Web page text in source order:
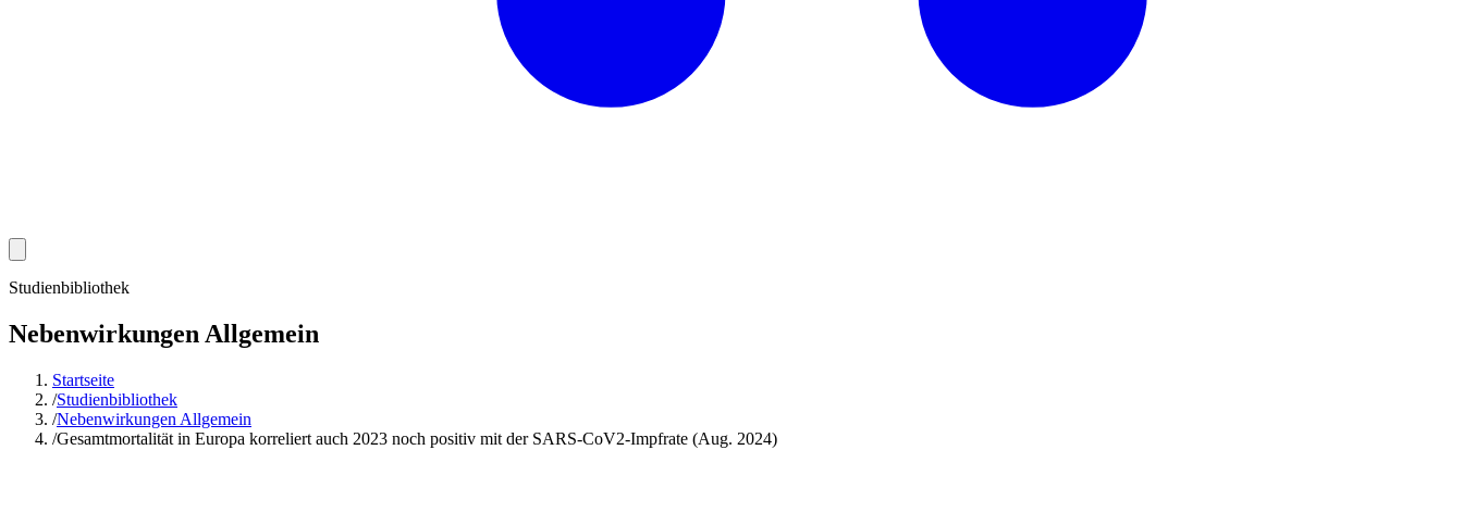
Studienbibliothek
Nebenwirkungen Allgemein
Startseite
/Studienbibliothek
/Nebenwirkungen Allgemein
/Gesamtmortalität in Europa korreliert auch 2023 noch positiv mit der SARS-CoV2-Impfrate (Aug. 2024)